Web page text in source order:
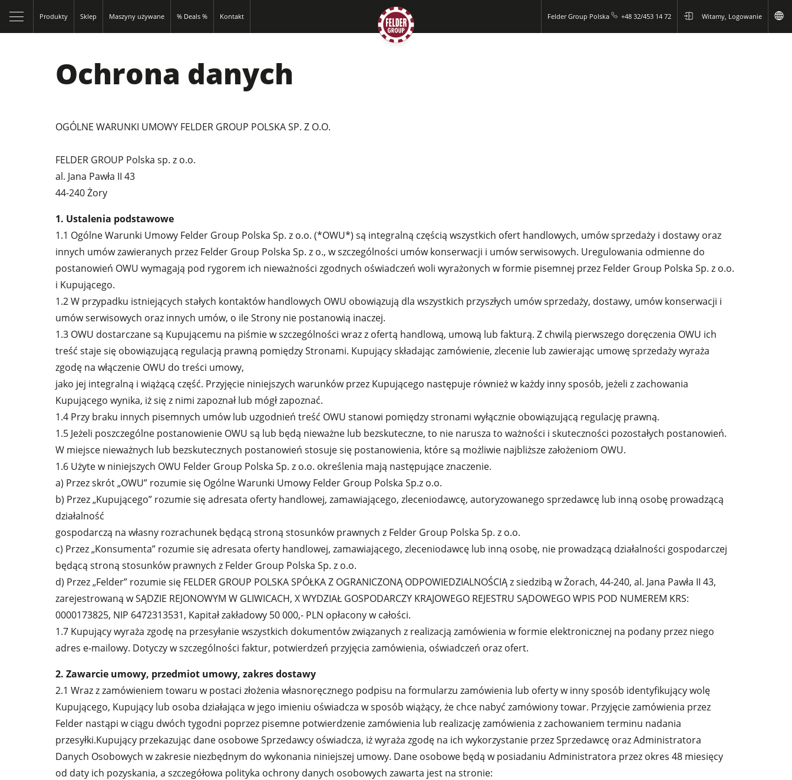
Produkty Sklep Maszyny używane % Deals % Kontakt Felder Group Polska +48 32/453 14 72 Witamy, Logowanie
Piły formatowe Strugarki
Frezarki dolnowrzecionowe Pilarko-frezarki
Obrabiarki 5-czynnościowe Centra obróbcze CNC
Okleiniarki Szlifierki szerokotaśmowe
Szlifierki taśmowe & Szlifierki do krawędzi Szlifierki szerokotaśmowe i szczotkowe
Pilarki taśmowe Wiertarki wielowrzecionowe i wiertarko-dłutarki
Piły panelowe Brykieciarki
Odciągarko-odpylarki & Odpylacze Urządzenia posuwowe
Wyposażenie warsztatu Oprogramowanie F4Solutions
Ochrona danych
OGÓLNE WARUNKI UMOWY FELDER GROUP POLSKA SP. Z O.O.
FELDER GROUP Polska sp. z o.o.
al. Jana Pawła II 43
44-240 Żory
1. Ustalenia podstawowe
1.1 Ogólne Warunki Umowy Felder Group Polska Sp. z o.o. (*OWU*) są integralną częścią wszystkich ofert handlowych, umów sprzedaży i dostawy oraz
innych umów zawieranych przez Felder Group Polska Sp. z o., w szczególności umów konserwacji i umów serwisowych. Uregulowania odmienne do
postanowień OWU wymagają pod rygorem ich nieważności zgodnych oświadczeń woli wyrażonych w formie pisemnej przez Felder Group Polska Sp. z o.o.
i Kupującego.
1.2 W przypadku istniejących stałych kontaktów handlowych OWU obowiązują dla wszystkich przyszłych umów sprzedaży, dostawy, umów konserwacji i
umów serwisowych oraz innych umów, o ile Strony nie postanowią inaczej.
1.3 OWU dostarczane są Kupującemu na piśmie w szczególności wraz z ofertą handlową, umową lub fakturą. Z chwilą pierwszego doręczenia OWU ich
treść staje się obowiązującą regulacją prawną pomiędzy Stronami. Kupujący składając zamówienie, zlecenie lub zawierając umowę sprzedaży wyraża
zgodę na włączenie OWU do treści umowy,
jako jej integralną i wiążącą część. Przyjęcie niniejszych warunków przez Kupującego następuje również w każdy inny sposób, jeżeli z zachowania
Kupującego wynika, iż się z nimi zapoznał lub mógł zapoznać.
1.4 Przy braku innych pisemnych umów lub uzgodnień treść OWU stanowi pomiędzy stronami wyłącznie obowiązującą regulację prawną.
1.5 Jeżeli poszczególne postanowienie OWU są lub będą nieważne lub bezskuteczne, to nie narusza to ważności i skuteczności pozostałych postanowień.
W miejsce nieważnych lub bezskutecznych postanowień stosuje się postanowienia, które są możliwie najbliższe założeniom OWU.
1.6 Użyte w niniejszych OWU Felder Group Polska Sp. z o.o. określenia mają następujące znaczenie.
a) Przez skrót „OWU” rozumie się Ogólne Warunki Umowy Felder Group Polska Sp.z o.o.
b) Przez „Kupującego” rozumie się adresata oferty handlowej, zamawiającego, zleceniodawcę, autoryzowanego sprzedawcę lub inną osobę prowadzącą
działalność
gospodarczą na własny rozrachunek będącą stroną stosunków prawnych z Felder Group Polska Sp. z o.o.
c) Przez „Konsumenta” rozumie się adresata oferty handlowej, zamawiającego, zleceniodawcę lub inną osobę, nie prowadzącą działalności gospodarczej
będącą stroną stosunków prawnych z Felder Group Polska Sp. z o.o.
d) Przez „Felder” rozumie się FELDER GROUP POLSKA SPÓŁKA Z OGRANICZONĄ ODPOWIEDZIALNOŚCIĄ z siedzibą w Żorach, 44-240, al. Jana Pawła II 43,
zarejestrowaną w SĄDZIE REJONOWYM W GLIWICACH, X WYDZIAŁ GOSPODARCZY KRAJOWEGO REJESTRU SĄDOWEGO WPIS POD NUMEREM KRS:
0000173825, NIP 6472313531, Kapitał zakładowy 50 000,- PLN opłacony w całości.
1.7 Kupujący wyraża zgodę na przesyłanie wszystkich dokumentów związanych z realizacją zamówienia w formie elektronicznej na podany przez niego
adres e-mailowy. Dotyczy w szczególności faktur, potwierdzeń przyjęcia zamówienia, oświadczeń oraz ofert.
2. Zawarcie umowy, przedmiot umowy, zakres dostawy
2.1 Wraz z zamówieniem towaru w postaci złożenia własnoręcznego podpisu na formularzu zamówienia lub oferty w inny sposób identyfikujący wolę
Kupującego, Kupujący lub osoba działająca w jego imieniu oświadcza w sposób wiążący, że chce nabyć zamówiony towar. Przyjęcie zamówienia przez
Felder nastąpi w ciągu dwóch tygodni poprzez pisemne potwierdzenie zamówienia lub realizację zamówienia z zachowaniem terminu nadania
przesyłki.Kupujący przekazując dane osobowe Sprzedawcy oświadcza, iż wyraża zgodę na ich wykorzystanie przez Sprzedawcę oraz Administratora
Danych Osobowych w zakresie niezbędnym do wykonania niniejszej umowy. Dane osobowe będą w posiadaniu Administratora przez okres 48 miesięcy
od daty ich pozyskania, a szczegółowa polityka ochrony danych osobowych zawarta jest na stronie: